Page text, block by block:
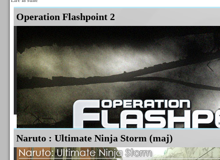
Operation Flashpoint 2
Naruto : Ultimate Ninja Storm (maj)